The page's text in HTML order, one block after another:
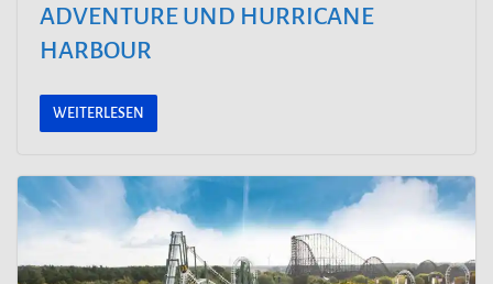
ADVENTURE UND HURRICANE
HARBOUR
WEITERLESEN